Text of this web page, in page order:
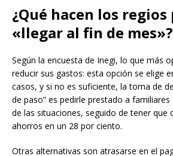
¿Qué hacen los regios
«llegar al fin de mes»?
Según la encuesta de Inegi, lo que más
reducir sus gastos: esta opción se elige
casos, y si no es suficiente, la toma de
de paso” es pedirle prestado a
de las situaciones, seguido de tener que
ahorros en un 28 por ciento.
Otras alternativas son atrasarse en el